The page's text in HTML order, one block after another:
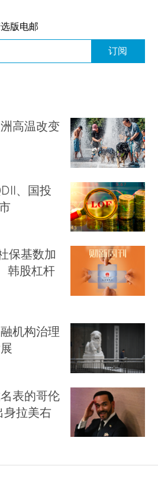
版电邮
订阅
高温改变
、国投
保基数加
韩股杠杆
机构治理
表的哥伦
身拉美右